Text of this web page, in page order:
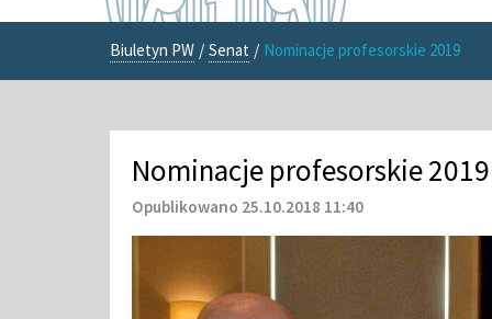
Biuletyn PW / Senat / Nominacje profesorskie 2019
Nominacje profesorskie 2019
Opublikowano 25.10.2018 11:40